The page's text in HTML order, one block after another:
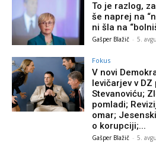
To je razlog,
še naprej na
ni šla na
Gašper Blažič - 5.
Fokus
V novi
levičarjev v
Stevanoviću;
pomladi;
omar;
o korupciji;...
Gašper Blažič - 5.